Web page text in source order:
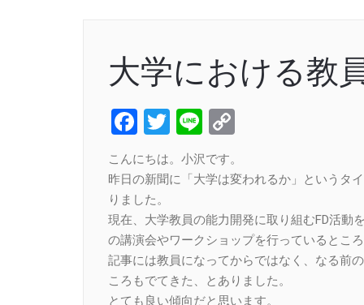
大学における教
Facebook
Twitter
Line
こんにちは。小沢です。
昨日の新聞に「大学は変われるか」というタ
りました。
現在、大学教員の能力開発に取り組むFD活動
の講演会やワークショップを行っているとこ
記事には教員になってからではなく、なる前
ころもでてきた、とありました。
とても良い傾向だと思います。